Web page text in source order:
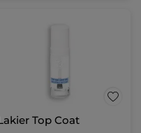
Top Coat